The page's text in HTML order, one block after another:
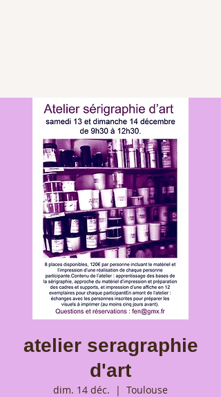
atelier seragraphie
d'art
dim. 14 déc.
  |
Toulouse